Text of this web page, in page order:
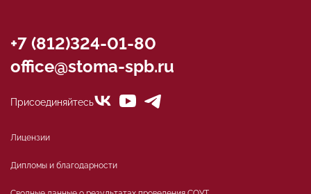
+7 (812)324-01-80
office@stoma-spb.ru
Присоединяйтесь
Лицензии
Дипломы и благодарности